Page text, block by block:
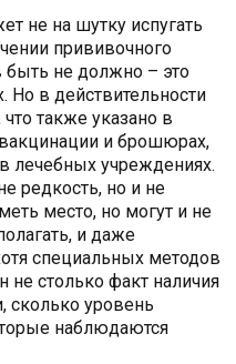
не на шутку испугать
прививочного
быть не должно – это
Но в действительности
также указано в
и брошюрах,
лечебных учреждениях.
редкость, но и не
место, но могут и не
и даже
специальных методов
не столько факт наличия
сколько уровень
наблюдаются